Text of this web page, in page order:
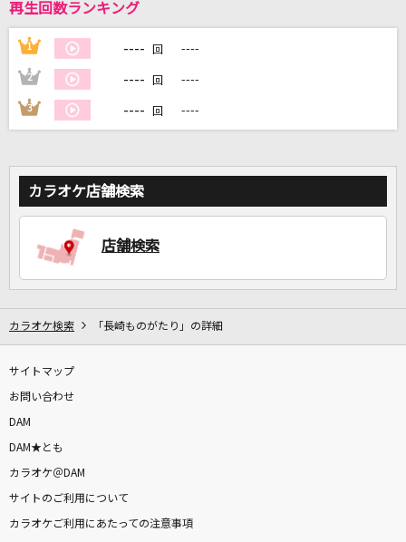
再生回数ランキング
1 ---- 回 ----
2 ---- 回 ----
3 ---- 回 ----
カラオケ店舗検索
店舗検索
カラオケ検索 「長崎ものがたり」の詳細
サイトマップ
お問い合わせ
DAM
DAM★とも
カラオケ＠DAM
サイトのご利用について
カラオケご利用にあたっての注意事項